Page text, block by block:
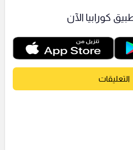
كورابيا الآن
التعليقات